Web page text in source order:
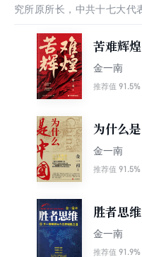
究所原所长，中共十七大代
年，记二等功。2008年，
2010年，当选为“2010中华
部先进个人表彰。
苦难辉煌
金一南
推荐值 91.5%
为什么
金一南
推荐值 91.5%
胜者思维
金一南
推荐值 91.9%